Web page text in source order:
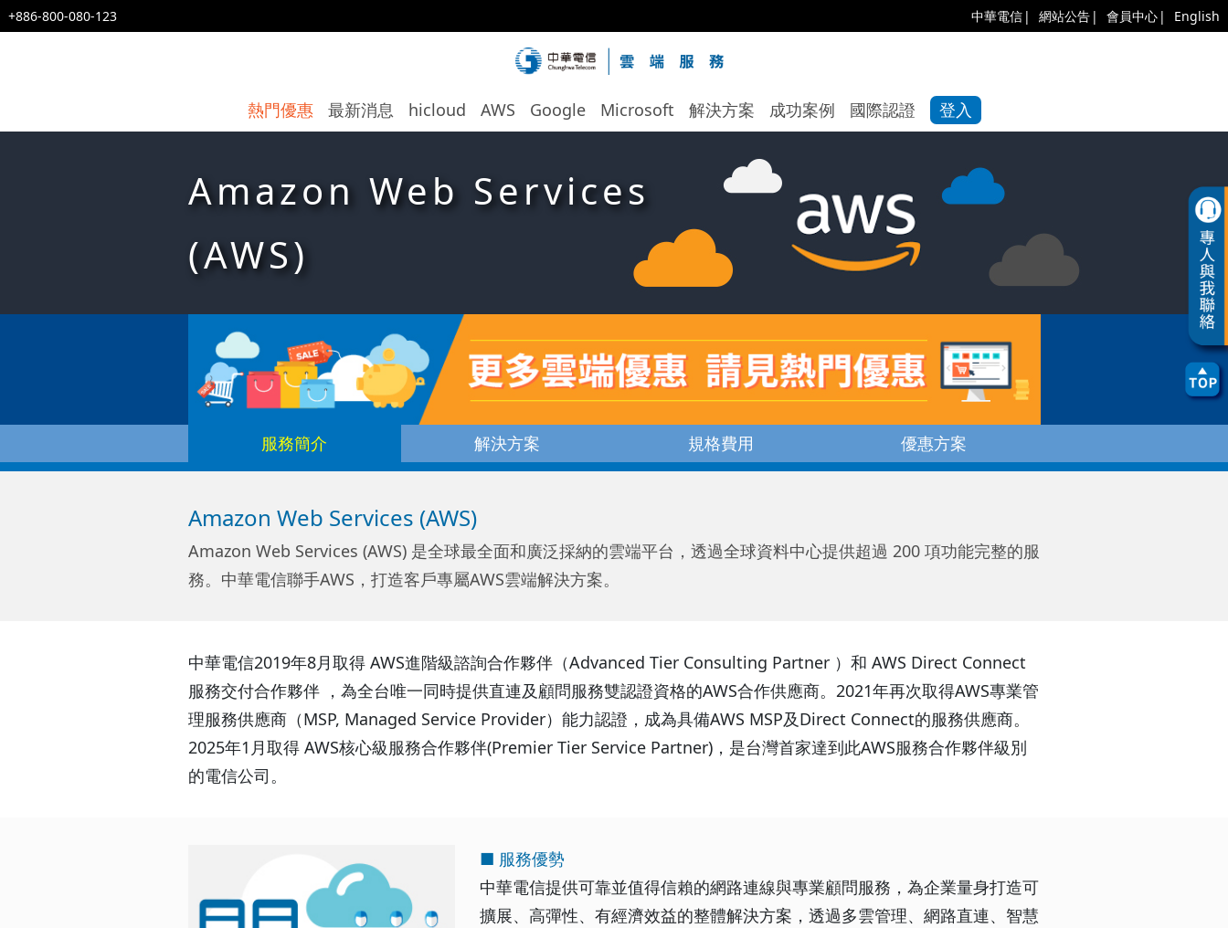
+886-800-080-123 中華電信 網站公告 會員中心 English
熱門優惠 最新消息 hicloud AWS Google Microsoft 解決方案 成功案例 國際認證 登入
Amazon Web Services
(AWS)
服務簡介 解決方案 規格費用 優惠方案
Amazon Web Services (AWS)
Amazon Web Services (AWS) 是全球最全面和廣泛採納的雲端平台，透過全球資料中心提供超過 200 項功能完整的服
務。中華電信聯手AWS，打造客戶專屬AWS雲端解決方案。
中華電信2019年8月取得 AWS進階級諮詢合作夥伴（Advanced Tier Consulting Partner ）和 AWS Direct Connect
服務交付合作夥伴 ，為全台唯一同時提供直連及顧問服務雙認證資格的AWS合作供應商。2021年再次取得AWS專業管
理服務供應商（MSP, Managed Service Provider）能力認證，成為具備AWS MSP及Direct Connect的服務供應商。
2025年1月取得 AWS核心級服務合作夥伴(Premier Tier Service Partner)，是台灣首家達到此AWS服務合作夥伴級別
的電信公司。
■ 服務優勢
中華電信提供可靠並值得信賴的網路連線與專業顧問服務，為企業量身打造可
擴展、高彈性、有經濟效益的整體解決方案，透過多雲管理、網路直連、智慧